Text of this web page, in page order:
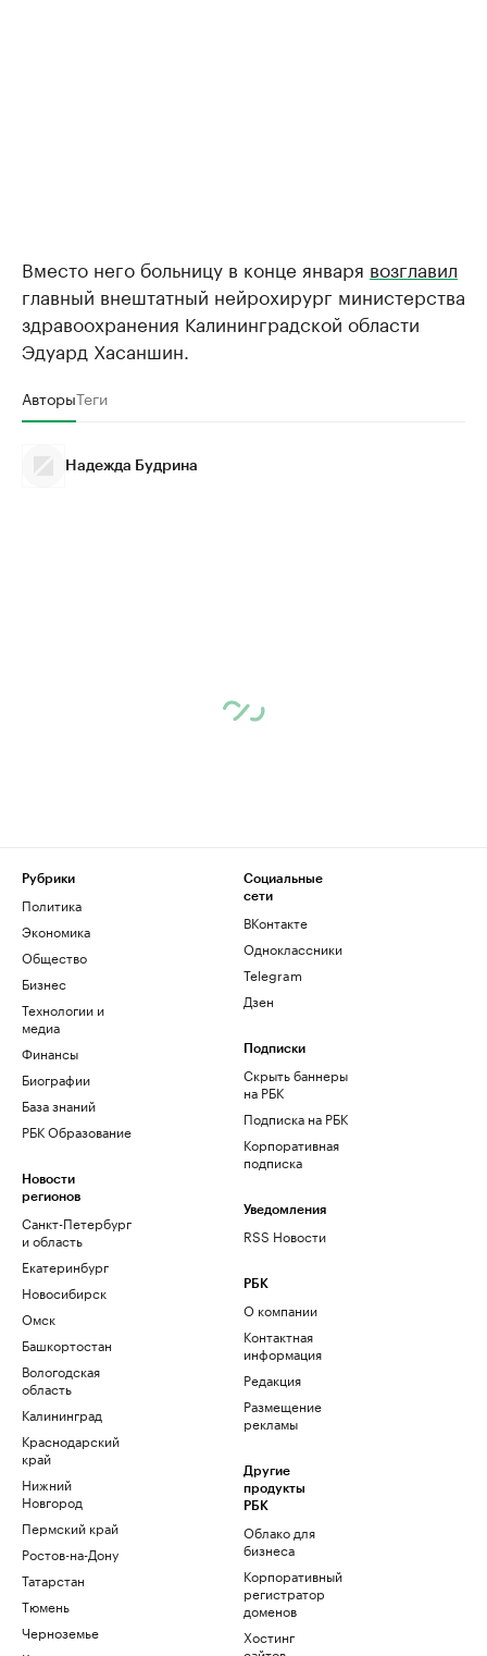
Вместо него больницу в конце января возглавил
главный внештатный нейрохирург министерства
здравоохранения Калининградской области
Эдуард Хасаншин.
АвторыТеги
Надежда Будрина
Рубрики
Политика
Экономика
Общество
Бизнес
Технологии и
медиа
Финансы
Биографии
База знаний
РБК Образование
Новости
регионов
Санкт-Петербург
и область
Екатеринбург
Новосибирск
Омск
Башкортостан
Вологодская
область
Калининград
Краснодарский
край
Нижний
Новгород
Пермский край
Ростов-на-Дону
Татарстан
Тюмень
Черноземье
Социальные
сети
ВКонтакте
Одноклассники
Telegram
Дзен
Подписки
Скрыть баннеры
на РБК
Подписка на РБК
Корпоративная
подписка
Уведомления
RSS Новости
РБК
О компании
Контактная
информация
Редакция
Размещение
рекламы
Другие
продукты
РБК
Облако для
бизнеса
Корпоративный
регистратор
доменов
Хостинг